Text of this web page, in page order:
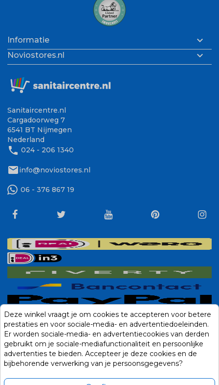
Informatie 
Noviostores.nl 
Sanitaircentre.nl
Cargadoorweg 7
6541 BT Nijmegen
Nederland
phone 024 - 206 1340
mailinfo@noviostores.nl
06 - 376 867 19
Deze winkel vraagt je om cookies te accepteren voor betere
prestaties en voor sociale-media- en advertentiedoeleinden.
Er worden sociale-media- en advertentiecookies van derden
gebruikt om je sociale-mediafunctionaliteit en persoonlijke
advertenties te bieden. Accepteer je deze cookies en de
bijbehorende verwerking van je persoonsgegevens?